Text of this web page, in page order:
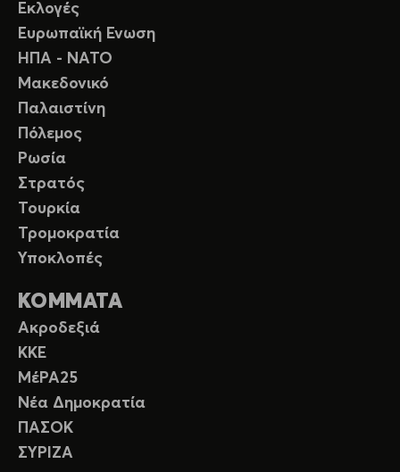
Εκλογές
Ευρωπαϊκή Ενωση
ΗΠΑ - ΝΑΤΟ
Μακεδονικό
Παλαιστίνη
Πόλεμος
Ρωσία
Στρατός
Τουρκία
Τρομοκρατία
Υποκλοπές
ΚΟΜΜΑΤΑ
Ακροδεξιά
ΚΚΕ
ΜέΡΑ25
Νέα Δημοκρατία
ΠΑΣΟΚ
ΣΥΡΙΖΑ